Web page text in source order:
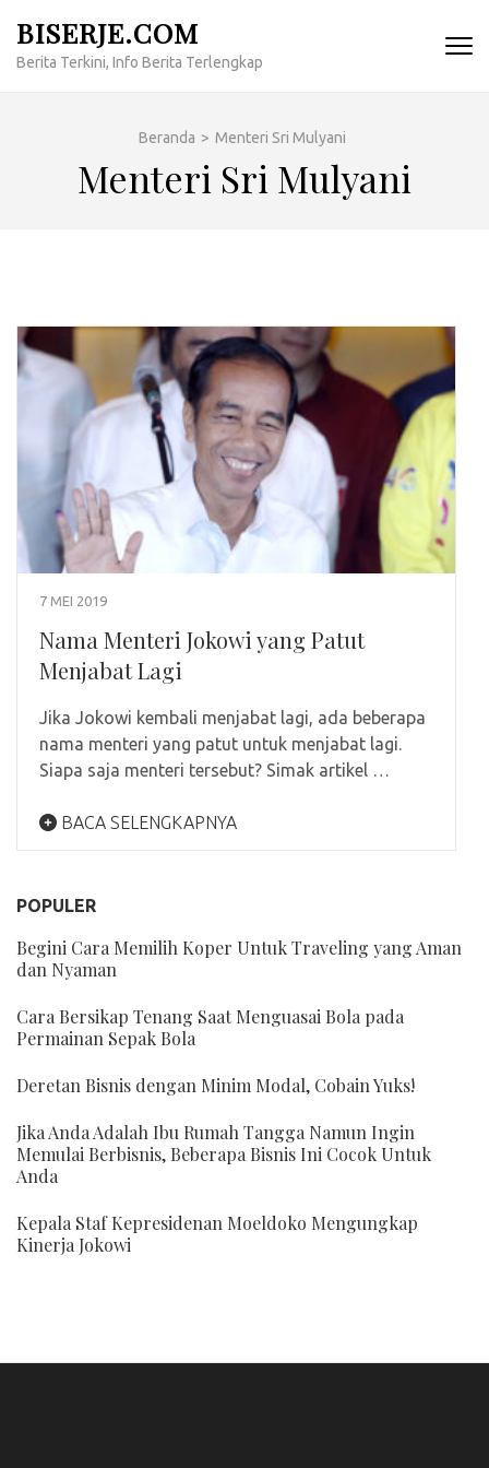
konten
BISERJE.COM
Berita Terkini, Info Berita Terlengkap
Beranda > Menteri Sri Mulyani
Menteri Sri Mulyani
7 MEI 2019
Nama Menteri Jokowi yang Patut
Menjabat Lagi
Jika Jokowi kembali menjabat lagi, ada beberapa
nama menteri yang patut untuk menjabat lagi.
Siapa saja menteri tersebut? Simak artikel …
BACA SELENGKAPNYA
POPULER
Begini Cara Memilih Koper Untuk Traveling yang Aman
dan Nyaman
Cara Bersikap Tenang Saat Menguasai Bola pada
Permainan Sepak Bola
Deretan Bisnis dengan Minim Modal, Cobain Yuks!
Jika Anda Adalah Ibu Rumah Tangga Namun Ingin
Memulai Berbisnis, Beberapa Bisnis Ini Cocok Untuk
Anda
Kepala Staf Kepresidenan Moeldoko Mengungkap
Kinerja Jokowi